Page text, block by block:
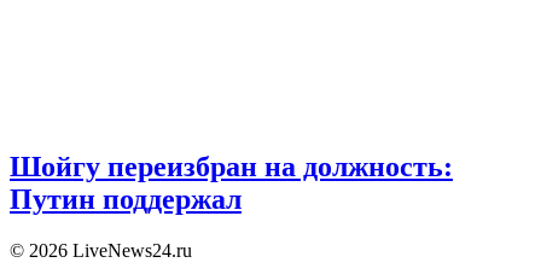
Шойгу переизбран на должность:
Путин поддержал
© 2026 LiveNews24.ru